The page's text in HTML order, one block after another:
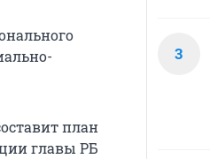
план
главы РБ
3